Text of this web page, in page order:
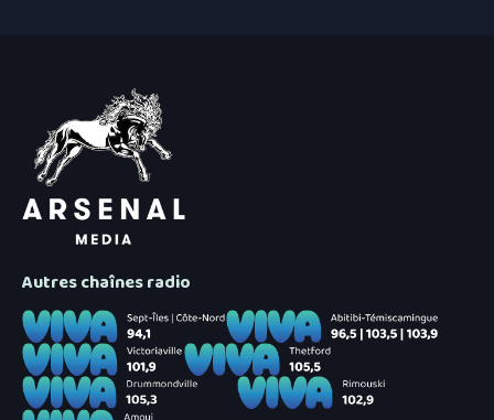
Autres chaînes radio